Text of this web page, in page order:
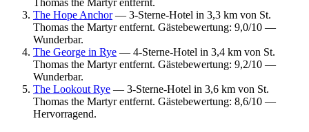
Thomas the Martyr entfernt.
The Hope Anchor— 3-Sterne-Hotel in 3,3 km von St.
Thomas the Martyr entfernt. Gästebewertung: 9,0/10 —
Wunderbar.
The George in Rye — 4-Sterne-Hotel in 3,4 km von St.
Thomas the Martyr entfernt. Gästebewertung: 9,2/10 —
Wunderbar.
The Lookout Rye — 3-Sterne-Hotel in 3,6 km von St.
Thomas the Martyr entfernt. Gästebewertung: 8,6/10 —
Hervorragend.